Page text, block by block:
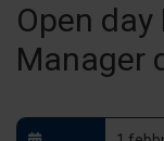
Open
Manager